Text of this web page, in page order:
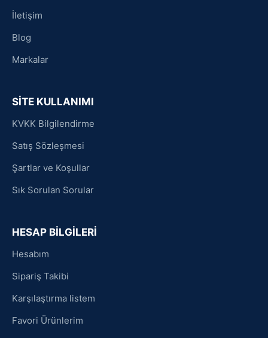
İletişim
Blog
Markalar
SİTE KULLANIMI
KVKK Bilgilendirme
Satış Sözleşmesi
Şartlar ve Koşullar
Sık Sorulan Sorular
HESAP BİLGİLERİ
Hesabım
Sipariş Takibi
Karşılaştırma listem
Favori Ürünlerim